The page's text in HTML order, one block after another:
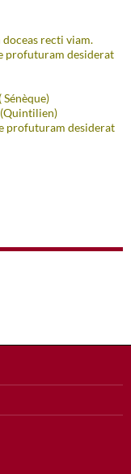
recti viam.
profuturam desiderat
profuturam desiderat